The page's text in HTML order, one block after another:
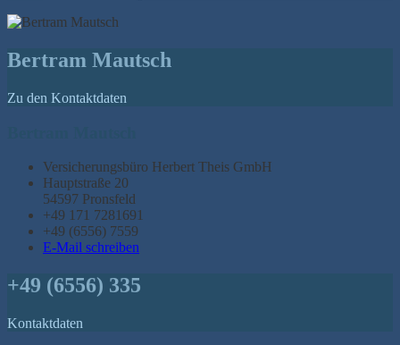
Bertram Mautsch
Zu den Kontaktdaten
Versicherungsbüro Herbert Theis GmbH
Hauptstraße 20
54597 Pronsfeld
+49 171 7281691
+49 (6556) 7559
E-Mail schreiben
+49 (6556) 335
Kontaktdaten